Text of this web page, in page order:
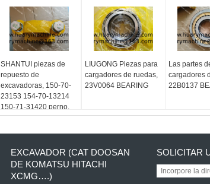
SHANTUI piezas de
repuesto de
excavadoras, 150-70-
23153 154-70-13214
150-71-31420 perno,
pivote assy
LIUGONG Piezas para
cargadores de ruedas,
23V0064 BEARING
Las partes
cargadores
22B0137
EXCAVADOR (CAT DOOSAN
DE KOMATSU HITACHI
XCMG….)
SOLICITAR